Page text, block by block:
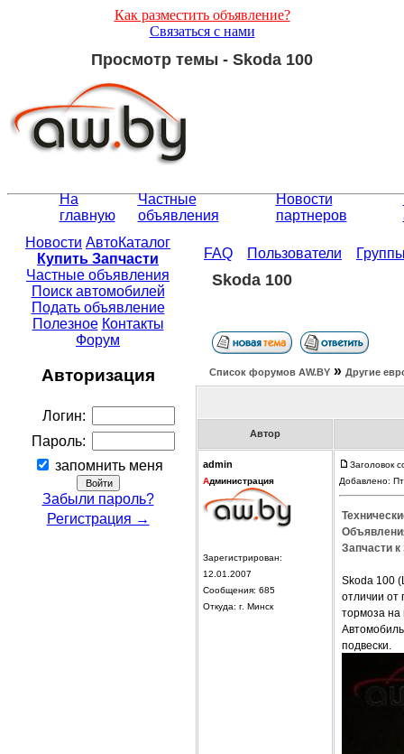
Как разместить объявление?
Связаться с нами
Просмотр темы - Skoda 100
На
главную
Частные
объявления
Новости
партнеров
Новости АвтоКаталог
Купить Запчасти
Частные объявления
Поиск автомобилей
Подать объявление
Полезное Контакты
Форум
Авторизация
Логин:
Пароль:
запомнить меня
Забыли пароль?
Регистрация →
FAQ Пользователи
Skoda 100
Список форумов АW.BY » Другие
Автор
admin
Администрация
Зарегистрирован:
12.01.2007
Сообщения: 685
Откуда: г. Минск
Заголовок
Добавлено:
Запчасти к
Skoda 100
отличии от
тормоза на
подвески.